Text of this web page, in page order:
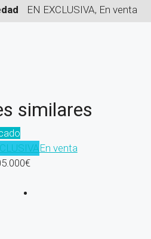
EN EXCLUSIVA, En venta
similares
En venta